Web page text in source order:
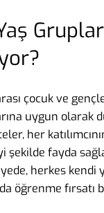
çocuk ve
uygun olarak
her
şekilde fayda
herkes kendi
öğrenme fırsatı